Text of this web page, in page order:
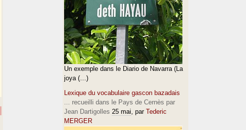
Un exemple dans le Diario de Navarra (La
joya (…)
Lexique du vocabulaire gascon bazadais
... recueilli dans le Pays de Cernès par
Jean Dartigolles 25 mai, par Tederic
MERGER